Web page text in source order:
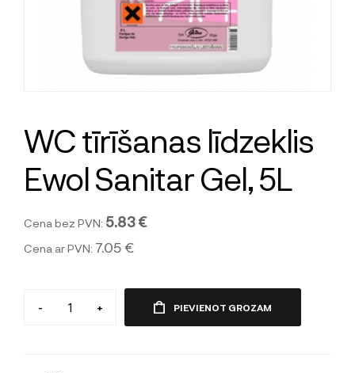
WC tīrīšanas līdzeklis
Ewol Sanitar Gel, 5L
Cena bez PVN: 5.83 €
Cena ar PVN: 7.05 €
- + PIEVIENOT GROZAM